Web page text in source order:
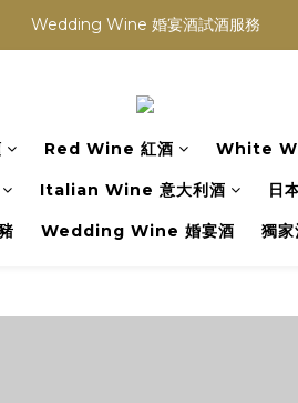
酒類 六支 或買滿 $1200 (不限支數) 皆可享
Wedding Wine 婚宴酒試酒服務
Red Wine 紅酒 White
Italian Wine 意大利酒 日
Wedding Wine 婚宴酒 獨